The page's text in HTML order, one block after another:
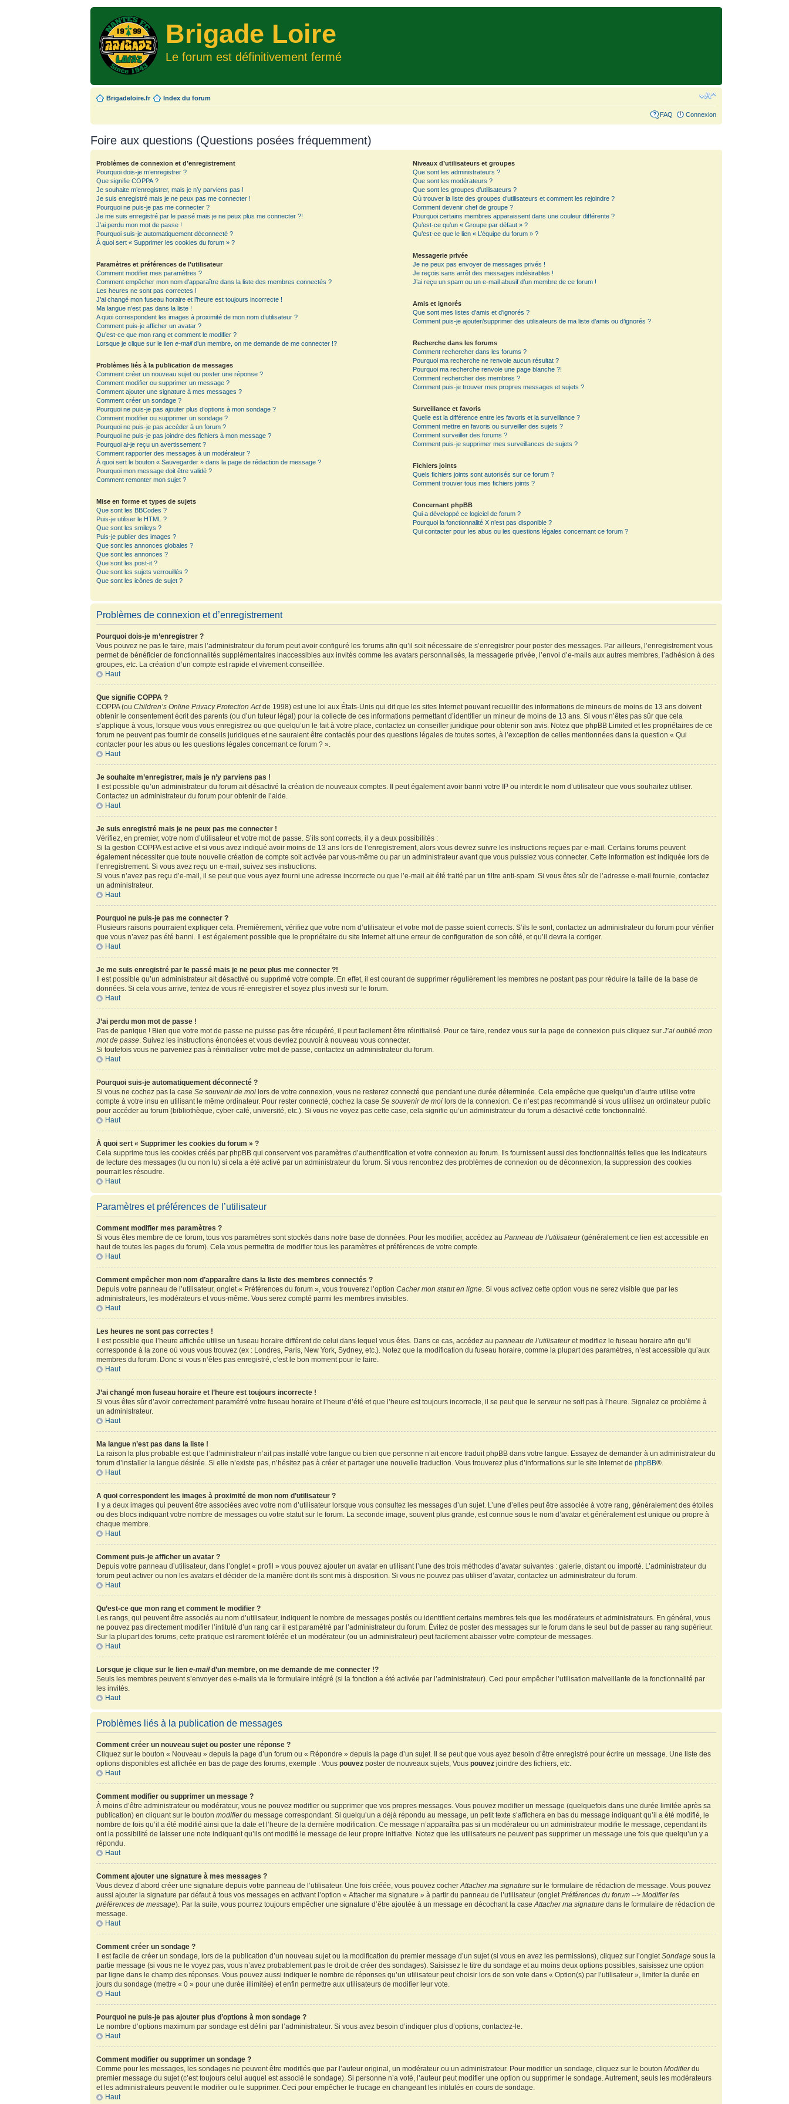
Brigade Loire
Le forum est définitivement fermé
Brigadeloire.fr Index du forum
FAQ Connexion
Foire aux questions (Questions posées fréquemment)
Problèmes de connexion et d’enregistrement
Pourquoi dois-je m’enregistrer ?
Que signifie COPPA ?
Je souhaite m’enregistrer, mais je n’y parviens pas !
Je suis enregistré mais je ne peux pas me connecter !
Pourquoi ne puis-je pas me connecter ?
Je me suis enregistré par le passé mais je ne peux plus me connecter ?!
J’ai perdu mon mot de passe !
Pourquoi suis-je automatiquement déconnecté ?
À quoi sert « Supprimer les cookies du forum » ?
Paramètres et préférences de l’utilisateur
Comment modifier mes paramètres ?
Comment empêcher mon nom d’apparaître dans la liste des membres connectés ?
Les heures ne sont pas correctes !
J’ai changé mon fuseau horaire et l’heure est toujours incorrecte !
Ma langue n’est pas dans la liste !
A quoi correspondent les images à proximité de mon nom d’utilisateur ?
Comment puis-je afficher un avatar ?
Qu’est-ce que mon rang et comment le modifier ?
Lorsque je clique sur le liene-maild’un membre, on me demande de me connecter !?
Problèmes liés à la publication de messages
Comment créer un nouveau sujet ou poster une réponse ?
Comment modifier ou supprimer un message ?
Comment ajouter une signature à mes messages ?
Comment créer un sondage ?
Pourquoi ne puis-je pas ajouter plus d’options à mon sondage ?
Comment modifier ou supprimer un sondage ?
Pourquoi ne puis-je pas accéder à un forum ?
Pourquoi ne puis-je pas joindre des fichiers à mon message ?
Pourquoi ai-je reçu un avertissement ?
Comment rapporter des messages à un modérateur ?
À quoi sert le bouton « Sauvegarder » dans la page de rédaction de message ?
Pourquoi mon message doit être validé ?
Comment remonter mon sujet ?
Mise en forme et types de sujets
Que sont les BBCodes ?
Puis-je utiliser le HTML ?
Que sont les smileys ?
Puis-je publier des images ?
Que sont les annonces globales ?
Que sont les annonces ?
Que sont les post-it ?
Que sont les sujets verrouillés ?
Que sont les icônes de sujet ?
Niveaux d’utilisateurs et groupes
Que sont les administrateurs ?
Que sont les modérateurs ?
Que sont les groupes d’utilisateurs ?
Où trouver la liste des groupes d’utilisateurs et comment les rejoindre ?
Comment devenir chef de groupe ?
Pourquoi certains membres apparaissent dans une couleur différente ?
Qu’est-ce qu’un « Groupe par défaut » ?
Qu’est-ce que le lien « L’équipe du forum » ?
Messagerie privée
Je ne peux pas envoyer de messages privés !
Je reçois sans arrêt des messages indésirables !
J’ai reçu un spam ou un e-mail abusif d’un membre de ce forum !
Amis et ignorés
Que sont mes listes d’amis et d’ignorés ?
Comment puis-je ajouter/supprimer des utilisateurs de ma liste d’amis ou d’ignorés ?
Recherche dans les forums
Comment rechercher dans les forums ?
Pourquoi ma recherche ne renvoie aucun résultat ?
Pourquoi ma recherche renvoie une page blanche ?!
Comment rechercher des membres ?
Comment puis-je trouver mes propres messages et sujets ?
Surveillance et favoris
Quelle est la différence entre les favoris et la surveillance ?
Comment mettre en favoris ou surveiller des sujets ?
Comment surveiller des forums ?
Comment puis-je supprimer mes surveillances de sujets ?
Fichiers joints
Quels fichiers joints sont autorisés sur ce forum ?
Comment trouver tous mes fichiers joints ?
Concernant phpBB
Qui a développé ce logiciel de forum ?
Pourquoi la fonctionnalité X n’est pas disponible ?
Qui contacter pour les abus ou les questions légales concernant ce forum ?
Problèmes de connexion et d’enregistrement
Pourquoi dois-je m’enregistrer ?
Vous pouvez ne pas le faire, mais l’administrateur du forum peut avoir configuré les forums afin qu’il soit nécessaire de s’enregistrer pour poster des messages. Par ailleurs, l’enregistrement vous
permet de bénéficier de fonctionnalités supplémentaires inaccessibles aux invités comme les avatars personnalisés, la messagerie privée, l’envoi d’e-mails aux autres membres, l’adhésion à des
groupes, etc. La création d’un compte est rapide et vivement conseillée.
Haut
Que signifie COPPA ?
COPPA (ouChildren’s Online Privacy Protection Actde 1998) est une loi aux États-Unis qui dit que les sites Internet pouvant recueillir des informations de mineurs de moins de 13 ans doivent
obtenir le consentement écrit des parents (ou d’un tuteur légal) pour la collecte de ces informations permettant d’identifier un mineur de moins de 13 ans. Si vous n’êtes pas sûr que cela
s’applique à vous, lorsque vous vous enregistrez ou que quelqu’un le fait à votre place, contactez un conseiller juridique pour obtenir son avis. Notez que phpBB Limited et les propriétaires de ce
forum ne peuvent pas fournir de conseils juridiques et ne sauraient être contactés pour des questions légales de toutes sortes, à l’exception de celles mentionnées dans la question « Qui
contacter pour les abus ou les questions légales concernant ce forum ? ».
Haut
Je souhaite m’enregistrer, mais je n’y parviens pas !
Il est possible qu’un administrateur du forum ait désactivé la création de nouveaux comptes. Il peut également avoir banni votre IP ou interdit le nom d’utilisateur que vous souhaitez utiliser.
Contactez un administrateur du forum pour obtenir de l’aide.
Haut
Je suis enregistré mais je ne peux pas me connecter !
Vérifiez, en premier, votre nom d’utilisateur et votre mot de passe. S’ils sont corrects, il y a deux possibilités :
Si la gestion COPPA est active et si vous avez indiqué avoir moins de 13 ans lors de l’enregistrement, alors vous devrez suivre les instructions reçues par e-mail. Certains forums peuvent
également nécessiter que toute nouvelle création de compte soit activée par vous-même ou par un administrateur avant que vous puissiez vous connecter. Cette information est indiquée lors de
l’enregistrement. Si vous avez reçu un e-mail, suivez ses instructions.
Si vous n’avez pas reçu d’e-mail, il se peut que vous ayez fourni une adresse incorrecte ou que l’e-mail ait été traité par un filtre anti-spam. Si vous êtes sûr de l’adresse e-mail fournie, contactez
un administrateur.
Haut
Pourquoi ne puis-je pas me connecter ?
Plusieurs raisons pourraient expliquer cela. Premièrement, vérifiez que votre nom d’utilisateur et votre mot de passe soient corrects. S’ils le sont, contactez un administrateur du forum pour vérifier
que vous n’avez pas été banni. Il est également possible que le propriétaire du site Internet ait une erreur de configuration de son côté, et qu’il devra la corriger.
Haut
Je me suis enregistré par le passé mais je ne peux plus me connecter ?!
Il est possible qu’un administrateur ait désactivé ou supprimé votre compte. En effet, il est courant de supprimer régulièrement les membres ne postant pas pour réduire la taille de la base de
données. Si cela vous arrive, tentez de vous ré-enregistrer et soyez plus investi sur le forum.
Haut
J’ai perdu mon mot de passe !
Pas de panique ! Bien que votre mot de passe ne puisse pas être récupéré, il peut facilement être réinitialisé. Pour ce faire, rendez vous sur la page de connexion puis cliquez surJ’ai oublié mon
mot de passe. Suivez les instructions énoncées et vous devriez pouvoir à nouveau vous connecter.
Si toutefois vous ne parveniez pas à réinitialiser votre mot de passe, contactez un administrateur du forum.
Haut
Pourquoi suis-je automatiquement déconnecté ?
Si vous ne cochez pas la caseSe souvenir de moi lors de votre connexion, vous ne resterez connecté que pendant une durée déterminée. Cela empêche que quelqu’un d’autre utilise votre
compte à votre insu en utilisant le même ordinateur. Pour rester connecté, cochez la caseSe souvenir de moi lors de la connexion. Ce n’est pas recommandé si vous utilisez un ordinateur public
pour accéder au forum (bibliothèque, cyber-café, université, etc.). Si vous ne voyez pas cette case, cela signifie qu’un administrateur du forum a désactivé cette fonctionnalité.
Haut
À quoi sert « Supprimer les cookies du forum » ?
Cela supprime tous les cookies créés par phpBB qui conservent vos paramètres d’authentification et votre connexion au forum. Ils fournissent aussi des fonctionnalités telles que les indicateurs
de lecture des messages (lu ou non lu) si cela a été activé par un administrateur du forum. Si vous rencontrez des problèmes de connexion ou de déconnexion, la suppression des cookies
pourrait les résoudre.
Haut
Paramètres et préférences de l’utilisateur
Comment modifier mes paramètres ?
Si vous êtes membre de ce forum, tous vos paramètres sont stockés dans notre base de données. Pour les modifier, accédez auPanneau de l’utilisateur(généralement ce lien est accessible en
haut de toutes les pages du forum). Cela vous permettra de modifier tous les paramètres et préférences de votre compte.
Haut
Comment empêcher mon nom d’apparaître dans la liste des membres connectés ?
Depuis votre panneau de l’utilisateur, onglet « Préférences du forum », vous trouverez l’optionCacher mon statut en ligne. Si vous activez cette option vous ne serez visible que par les
administrateurs, les modérateurs et vous-même. Vous serez compté parmi les membres invisibles.
Haut
Les heures ne sont pas correctes !
Il est possible que l’heure affichée utilise un fuseau horaire différent de celui dans lequel vous êtes. Dans ce cas, accédez aupanneau de l’utilisateuret modifiez le fuseau horaire afin qu’il
corresponde à la zone où vous vous trouvez (ex : Londres, Paris, New York, Sydney, etc.). Notez que la modification du fuseau horaire, comme la plupart des paramètres, n’est accessible qu’aux
membres du forum. Donc si vous n’êtes pas enregistré, c’est le bon moment pour le faire.
Haut
J’ai changé mon fuseau horaire et l’heure est toujours incorrecte !
Si vous êtes sûr d’avoir correctement paramétré votre fuseau horaire et l’heure d’été et que l’heure est toujours incorrecte, il se peut que le serveur ne soit pas à l’heure. Signalez ce problème à
un administrateur.
Haut
Ma langue n’est pas dans la liste !
La raison la plus probable est que l’administrateur n’ait pas installé votre langue ou bien que personne n’ait encore traduit phpBB dans votre langue. Essayez de demander à un administrateur du
forum d’installer la langue désirée. Si elle n’existe pas, n’hésitez pas à créer et partager une nouvelle traduction. Vous trouverez plus d’informations sur le site Internet dephpBB®.
Haut
A quoi correspondent les images à proximité de mon nom d’utilisateur ?
Il y a deux images qui peuvent être associées avec votre nom d’utilisateur lorsque vous consultez les messages d’un sujet. L’une d’elles peut être associée à votre rang, généralement des étoiles
ou des blocs indiquant votre nombre de messages ou votre statut sur le forum. La seconde image, souvent plus grande, est connue sous le nom d’avatar et généralement est unique ou propre à
chaque membre.
Haut
Comment puis-je afficher un avatar ?
Depuis votre panneau d’utilisateur, dans l’onglet « profil » vous pouvez ajouter un avatar en utilisant l’une des trois méthodes d’avatar suivantes : galerie, distant ou importé. L’administrateur du
forum peut activer ou non les avatars et décider de la manière dont ils sont mis à disposition. Si vous ne pouvez pas utiliser d’avatar, contactez un administrateur du forum.
Haut
Qu’est-ce que mon rang et comment le modifier ?
Les rangs, qui peuvent être associés au nom d’utilisateur, indiquent le nombre de messages postés ou identifient certains membres tels que les modérateurs et administrateurs. En général, vous
ne pouvez pas directement modifier l’intitulé d’un rang car il est paramétré par l’administrateur du forum. Évitez de poster des messages sur le forum dans le seul but de passer au rang supérieur.
Sur la plupart des forums, cette pratique est rarement tolérée et un modérateur (ou un administrateur) peut facilement abaisser votre compteur de messages.
Haut
Lorsque je clique sur le liene-maild’un membre, on me demande de me connecter !?
Seuls les membres peuvent s’envoyer des e-mails via le formulaire intégré (si la fonction a été activée par l’administrateur). Ceci pour empêcher l’utilisation malveillante de la fonctionnalité par
les invités.
Haut
Problèmes liés à la publication de messages
Comment créer un nouveau sujet ou poster une réponse ?
Cliquez sur le bouton « Nouveau » depuis la page d’un forum ou « Répondre » depuis la page d’un sujet. Il se peut que vous ayez besoin d’être enregistré pour écrire un message. Une liste des
options disponibles est affichée en bas de page des forums, exemple : Vouspouvez poster de nouveaux sujets, Vouspouvez joindre des fichiers, etc.
Haut
Comment modifier ou supprimer un message ?
À moins d’être administrateur ou modérateur, vous ne pouvez modifier ou supprimer que vos propres messages. Vous pouvez modifier un message (quelquefois dans une durée limitée après sa
publication) en cliquant sur le boutonmodifierdu message correspondant. Si quelqu’un a déjà répondu au message, un petit texte s’affichera en bas du message indiquant qu’il a été modifié, le
nombre de fois qu’il a été modifié ainsi que la date et l’heure de la dernière modification. Ce message n’apparaîtra pas si un modérateur ou un administrateur modifie le message, cependant ils
ont la possibilité de laisser une note indiquant qu’ils ont modifié le message de leur propre initiative. Notez que les utilisateurs ne peuvent pas supprimer un message une fois que quelqu’un y a
répondu.
Haut
Comment ajouter une signature à mes messages ?
Vous devez d’abord créer une signature depuis votre panneau de l’utilisateur. Une fois créée, vous pouvez cocherAttacher ma signature sur le formulaire de rédaction de message. Vous pouvez
aussi ajouter la signature par défaut à tous vos messages en activant l’option « Attacher ma signature » à partir du panneau de l’utilisateur (ongletPréférences du forum --> Modifier les
préférences de message). Par la suite, vous pourrez toujours empêcher une signature d’être ajoutée à un message en décochant la caseAttacher ma signature dans le formulaire de rédaction de
message.
Haut
Comment créer un sondage ?
Il est facile de créer un sondage, lors de la publication d’un nouveau sujet ou la modification du premier message d’un sujet (si vous en avez les permissions), cliquez sur l’ongletSondage sous la
partie message (si vous ne le voyez pas, vous n’avez probablement pas le droit de créer des sondages). Saisissez le titre du sondage et au moins deux options possibles, saisissez une option
par ligne dans le champ des réponses. Vous pouvez aussi indiquer le nombre de réponses qu’un utilisateur peut choisir lors de son vote dans « Option(s) par l’utilisateur », limiter la durée en
jours du sondage (mettre « 0 » pour une durée illimitée) et enfin permettre aux utilisateurs de modifier leur vote.
Haut
Pourquoi ne puis-je pas ajouter plus d’options à mon sondage ?
Le nombre d’options maximum par sondage est défini par l’administrateur. Si vous avez besoin d’indiquer plus d’options, contactez-le.
Haut
Comment modifier ou supprimer un sondage ?
Comme pour les messages, les sondages ne peuvent être modifiés que par l’auteur original, un modérateur ou un administrateur. Pour modifier un sondage, cliquez sur le boutonModifierdu
premier message du sujet (c’est toujours celui auquel est associé le sondage). Si personne n’a voté, l’auteur peut modifier une option ou supprimer le sondage. Autrement, seuls les modérateurs
et les administrateurs peuvent le modifier ou le supprimer. Ceci pour empêcher le trucage en changeant les intitulés en cours de sondage.
Haut